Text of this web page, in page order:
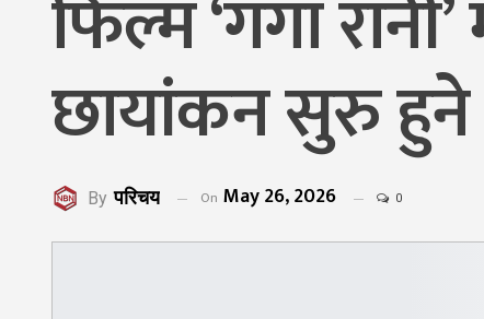
फिल्म ‘गंगा
छायांकन सुरु हुने
By परिचय On May 26, 2026 0